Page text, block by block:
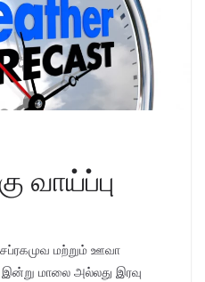
வாய்ப்பு
மற்றும் ஊவா
மாலை அல்லது இரவு